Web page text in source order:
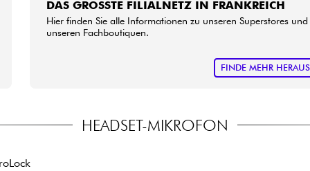
DAS GRÖSSTE FILIALNETZ IN FRANKREICH
Hier finden Sie alle Informationen zu unseren Superstores und
unseren Fachboutiquen.
FINDE MEHR HERAUS
HEADSET-MIKROFON